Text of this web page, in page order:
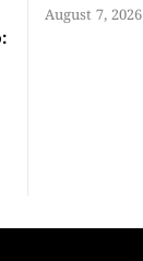
August 7, 2026